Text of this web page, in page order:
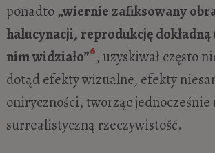
ponadto„wiernie zafiksowany
halucynacji, reprodukcję dokładną
nim widziało”6, uzyskiwał często
dotąd efekty wizualne, efekty
oniryczności, tworząc jednocześnie
surrealistyczną rzeczywistość.